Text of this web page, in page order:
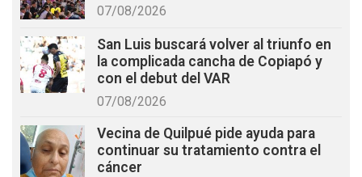
07/08/2026
San Luis buscará volver al triunfo en
la complicada cancha de Copiapó y
con el debut del VAR
07/08/2026
Vecina de Quilpué pide ayuda para
continuar su tratamiento contra el
cáncer